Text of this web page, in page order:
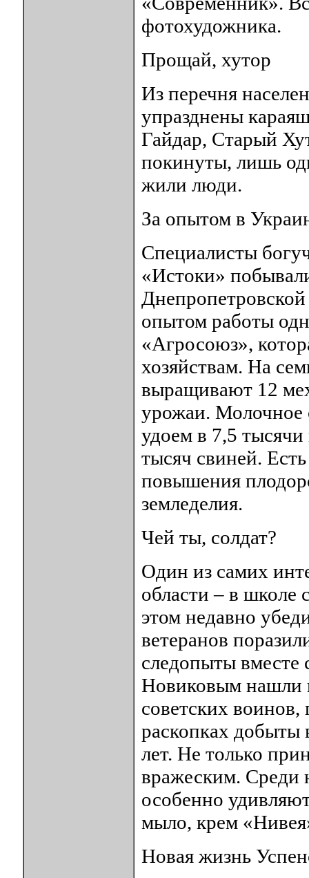
фотохудожника.
Прощай, хутор
Из перечня
упразднены
Гайдар, Старый
покинуты, лишь
жили люди.
За опытом в
Специалисты
«Истоки»
опытом работы
«Агросоюз»,
хозяйствам. На
выращивают 12
урожаи. Молочное
удоем в 7,5
тысяч свиней.
повышения
земледелия.
Чей ты, солдат?
Один из самих
области – в школе
этом недавно
ветеранов
следопыты вместе
Новиковым нашли
советских
раскопках добыты
лет. Не только
вражеским. Среди
особенно
мыло, крем
Новая жизнь